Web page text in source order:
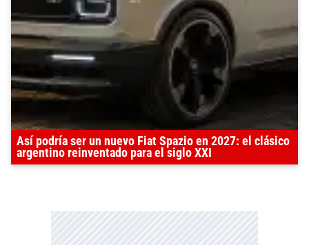
Así podría ser un nuevo Fiat Spazio en 2027: el clásico
argentino reinventado para el siglo XXI